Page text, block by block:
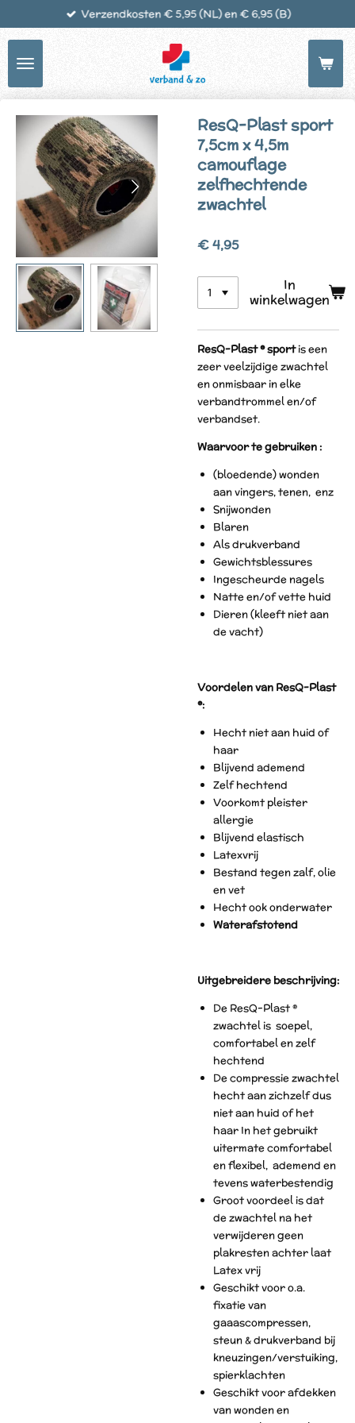
de
hoofdinhoud
Verzendkosten € 5,95 (NL) en € 6,95 (B)
ResQ-Plast sport
7,5cm x 4,5m
camouflage
zelfhechtende
zwachtel
€ 4,95
In
winkelwagen
ResQ-Plast ® sportis een
zeer veelzijdige zwachtel
en onmisbaar in elke
verbandtrommel en/of
verbandset.
Waarvoor te gebruiken :
(bloedende) wonden
aan vingers, tenen, enz
Snijwonden
Blaren
Als drukverband
Gewichtsblessures
Ingescheurde nagels
Natte en/of vette huid
Dieren (kleeft niet aan
de vacht)
Voordelen van ResQ-Plast
®:
Hecht niet aan huid of
haar
Blijvend ademend
Zelf hechtend
Voorkomt pleister
allergie
Blijvend elastisch
Latexvrij
Bestand tegen zalf, olie
en vet
Hecht ook onderwater
Waterafstotend
Uitgebreidere beschrijving:
De ResQ-Plast ®
zwachtel is soepel,
comfortabel en zelf
hechtend
De compressie zwachtel
hecht aan zichzelf dus
niet aan huid of het
haar In het gebruikt
uitermate comfortabel
en flexibel, ademend en
tevens waterbestendig
Groot voordeel is dat
de zwachtel na het
verwijderen geen
plakresten achter laat
Latex vrij
Geschikt voor o.a.
fixatie van
gaaascompressen,
steun & drukverband bij
kneuzingen/verstuiking,
spierklachten
Geschikt voor afdekken
van wonden en